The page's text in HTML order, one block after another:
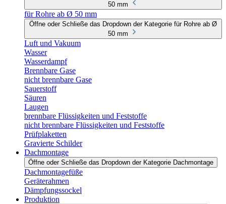
50 mm
für Rohre ab Ø 50 mm
Öffne oder Schließe das Dropdown der Kategorie für Rohre ab Ø
50 mm
Luft und Vakuum
Wasser
Wasserdampf
Brennbare Gase
nicht brennbare Gase
Sauerstoff
Säuren
Laugen
brennbare Flüssigkeiten und Feststoffe
nicht brennbare Flüssigkeiten und Feststoffe
Prüfplaketten
Gravierte Schilder
Dachmontage
Öffne oder Schließe das Dropdown der Kategorie Dachmontage
Dachmontagefüße
Geräterahmen
Dämpfungssockel
Produktion